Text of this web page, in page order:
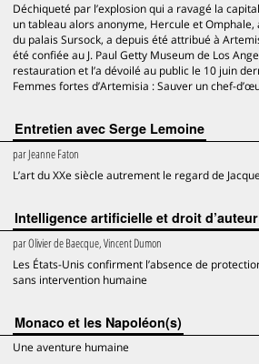
Déchiqueté par l’explosion qui a ravagé la
un tableau alors anonyme, Hercule et
du palais Sursock, a depuis été attribué à
été confiée au J. Paul Getty Museum de Los
restauration et l’a dévoilé au public le 10 juin
Femmes fortes d’Artemisia : Sauver un chef-
Entretien avec Serge Lemoine
parJeanne Faton
L’art du XXe siècle autrement le regard de
Intelligence artificielle et droit d’auteur
parOlivier de Baecque, Vincent Dumon
Les États-Unis confirment l’absence de
sans intervention humaine
Monaco et les Napoléon(s)
Une aventure humaine